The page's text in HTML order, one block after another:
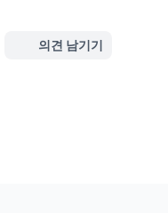
의견 남기기